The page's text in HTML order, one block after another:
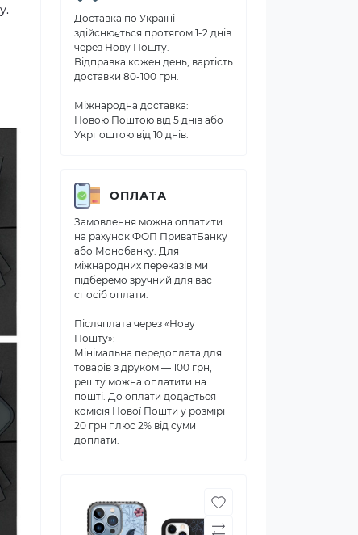
Доставка по Україні
здійснюється протягом 1-2 днів
через Нову Пошту.
Відправка кожен день, вартість
доставки 80-100 грн.
Міжнародна доставка:
Новою Поштою від 5 днів або
Укрпоштою від 10 днів.
ОПЛАТА
Замовлення можна оплатити
на рахунок ФОП ПриватБанку
або Монобанку. Для
міжнародних переказів ми
підберемо зручний для вас
спосіб оплати.
Післяплата через «Нову
Пошту»:
Мінімальна передоплата для
товарів з друком — 100 грн,
решту можна оплатити на
пошті. До оплати додається
комісія Нової Пошти у розмірі
20 грн плюс 2% від суми
доплати.